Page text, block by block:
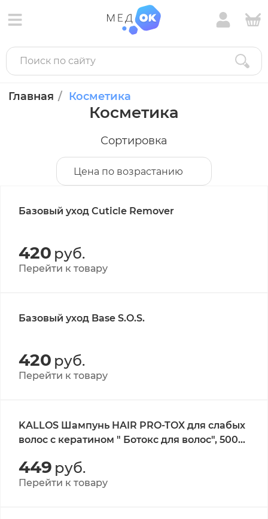
Главная Косметика
Косметика
Сортировка
Цена по возрастанию
Базовый уход Cuticle Remover
420 руб.
Перейти к товару
Базовый уход Base S.O.S.
420 руб.
Перейти к товару
KALLOS Шампунь HAIR PRO-TOX для слабых
волос с кератином " Ботокс для волос", 500
449 руб.
Перейти к товару